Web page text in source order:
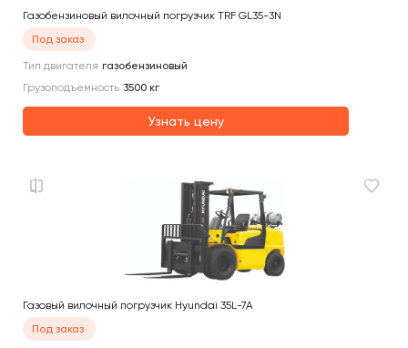
Газобензиновый вилочный погрузчик TRF GL35-3N
Под заказ
Тип двигателя газобензиновый
Грузоподъемность 3500 кг
Узнать цену
Газовый вилочный погрузчик Hyundai 35L-7A
Под заказ